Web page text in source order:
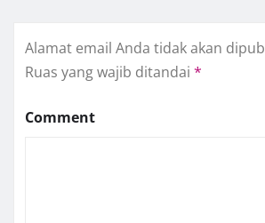
Alamat email Anda tidak akan
Ruas yang wajib ditandai *
Comment